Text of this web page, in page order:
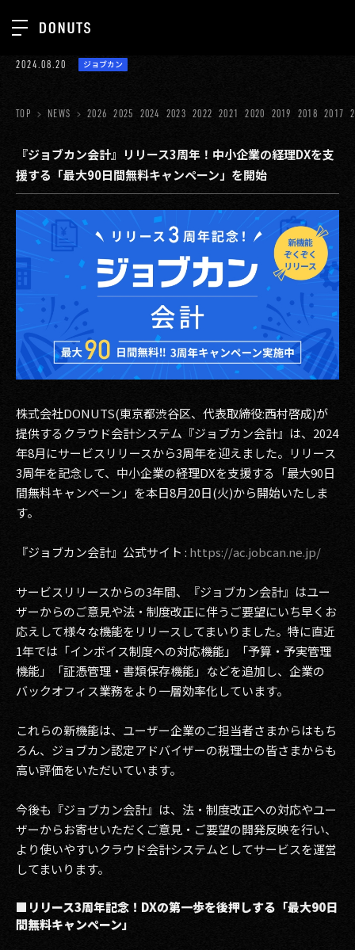
ジョブカン
ゲーム
ミクチャ
医療(CLIUS)
出版メディア
美少女図鑑
イベント
タテドラ
その他事業
2026
2025
2024
2021
2020
2019
2017
2016
2015
2014
2012
TOP
ABOUT
SERVICES
GROUP
RECRUIT
CONTACT
2024.08.20 ジョブカン
TOP NEWS 2026 2025 2024 2023 2022 2021 2020 2019 2018 2017
『ジョブカン会計』リリース3周年！中小企業の経理DXを支
援する「最大90日間無料キャンペーン」を開始
株式会社DONUTS(東京都渋谷区、代表取締役:西村啓成)が
提供するクラウド会計システム『ジョブカン会計』は、2024
年8月にサービスリリースから3周年を迎えました。リリース
3周年を記念して、中小企業の経理DXを支援する「最大90日
間無料キャンペーン」を本日8月20日(火)から開始いたしま
す。
『ジョブカン会計』公式サイト : https://ac.jobcan.ne.jp/
サービスリリースからの3年間、『ジョブカン会計』はユー
ザーからのご意見や法・制度改正に伴うご要望にいち早くお
応えして様々な機能をリリースしてまいりました。特に直近
1年では「インボイス制度への対応機能」「予算・予実管理
機能」「証憑管理・書類保存機能」などを追加し、企業の
バックオフィス業務をより一層効率化しています。
これらの新機能は、ユーザー企業のご担当者さまからはもち
ろん、ジョブカン認定アドバイザーの税理士の皆さまからも
高い評価をいただいています。
今後も『ジョブカン会計』は、法・制度改正への対応やユー
ザーからお寄せいただくご意見・ご要望の開発反映を行い、
より使いやすいクラウド会計システムとしてサービスを運営
してまいります。
■リリース3周年記念！DXの第一歩を後押しする「最大90日
間無料キャンペーン」